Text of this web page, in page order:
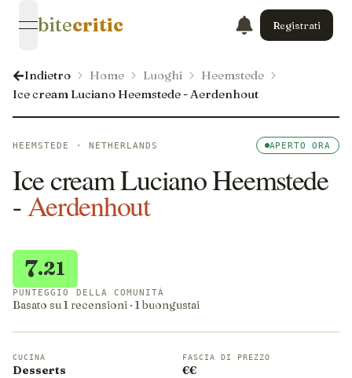
open navigation menu
bitecritic Registrati
Indietro Home Luoghi
Heemstede
Ice cream Luciano Heemstede - Aerdenhout
HEEMSTEDE · NETHERLANDS APERTO ORA
Ice cream Luciano Heemstede
-Aerdenhout
7.21
PUNTEGGIO DELLA COMUNITÀ
Basato su 1 recensioni · 1 buongustai
CUCINA
Desserts
FASCIA DI PREZZO
€€